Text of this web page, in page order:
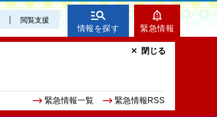
閲覧支援
情報を探す 緊急情報
緊急情報一覧 緊急情報RSS
閉じる